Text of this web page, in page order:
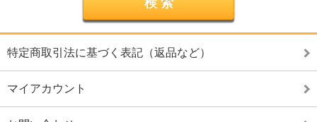
特定商取引法に基づく表記（返品など）
マイアカウント